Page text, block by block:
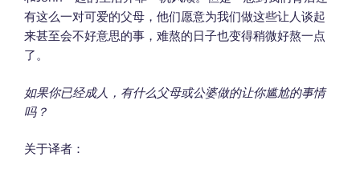
有这么一对可爱的父母，他们愿意为我们做这些让人谈起
来甚至会不好意思的事，难熬的日子也变得稍微好熬一点
了。
如果你已经成人，有什么父母或公婆做的让你尴尬的事情
吗？
关于译者：